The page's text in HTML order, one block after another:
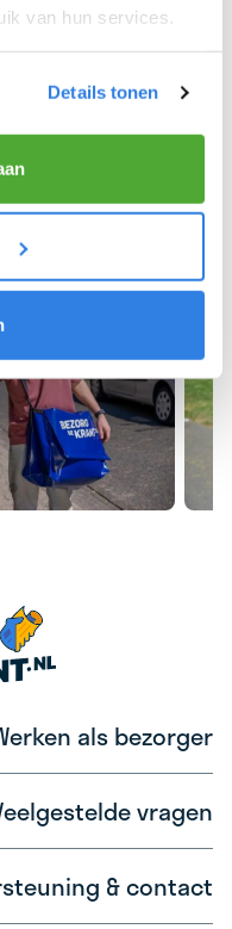
van hun services.
Details tonen
als bezorger
vragen
& contact